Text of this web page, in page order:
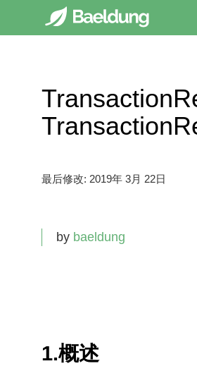
最后修改: 2019年 3月 22日
by baeldung
1.概述